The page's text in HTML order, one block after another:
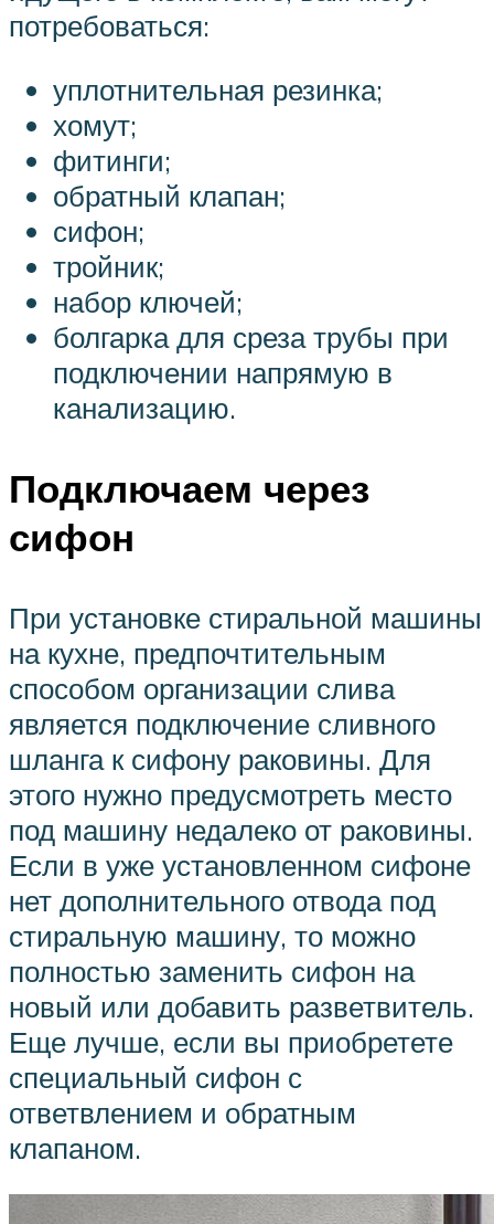
потребоваться:
уплотнительная резинка;
хомут;
фитинги;
обратный клапан;
сифон;
тройник;
набор ключей;
болгарка для среза трубы при
подключении напрямую в
канализацию.
Подключаем через
сифон
При установке стиральной машины
на кухне, предпочтительным
способом организации слива
является подключение сливного
шланга к сифону раковины. Для
этого нужно предусмотреть место
под машину недалеко от раковины.
Если в уже установленном сифоне
нет дополнительного отвода под
стиральную машину, то можно
полностью заменить сифон на
новый или добавить разветвитель.
Еще лучше, если вы приобретете
специальный сифон с
ответвлением и обратным
клапаном.